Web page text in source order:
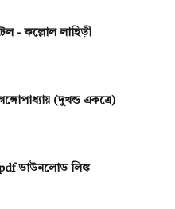
- কল্লোল লাহিড়ী
(দুখন্ড একত্রে)
pdf ডাউনলোড লিঙ্ক